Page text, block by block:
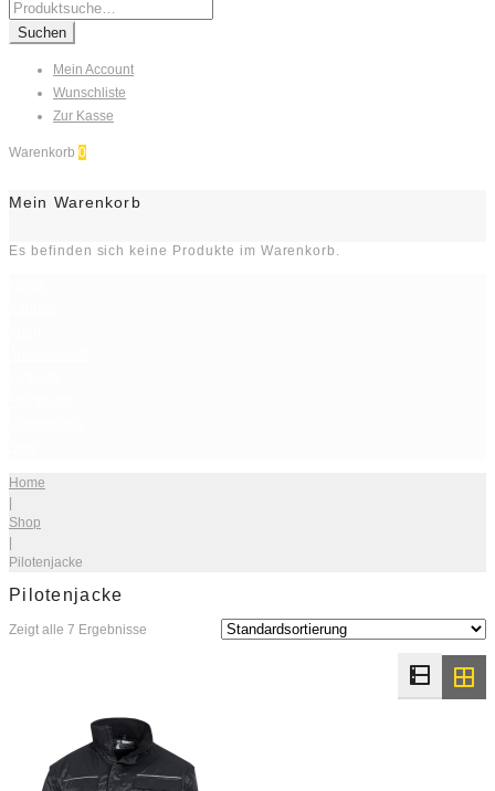
Search
for:
Suchen
Mein Account
Wunschliste
Zur Kasse
Warenkorb 0
Mein Warenkorb
Es befinden sich keine Produkte im Warenkorb.
Home
|
Shop
|
Pilotenjacke
Pilotenjacke
Zeigt alle 7 Ergebnisse